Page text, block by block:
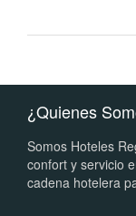
¿Quienes
Somos Hoteles
confort y servicio
cadena hotelera